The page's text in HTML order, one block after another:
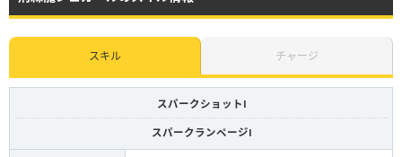
スキル チャージ
スパークショットⅠ
スパークランページⅠ